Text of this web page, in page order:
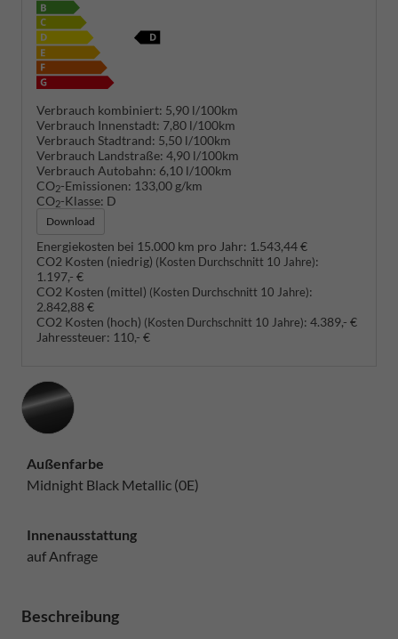
Verbrauch kombiniert: 5,90 l/100km
Verbrauch Innenstadt: 7,80 l/100km
Verbrauch Stadtrand: 5,50 l/100km
Verbrauch Landstraße: 4,90 l/100km
Verbrauch Autobahn: 6,10 l/100km
CO2-Emissionen: 133,00 g/km
CO2-Klasse: D
Download
Energiekosten bei 15.000 km pro Jahr: 1.543,44 €
CO2 Kosten (niedrig) (Kosten Durchschnitt 10 Jahre):
1.197,- €
CO2 Kosten (mittel) (Kosten Durchschnitt 10 Jahre):
2.842,88 €
CO2 Kosten (hoch) (Kosten Durchschnitt 10 Jahre): 4.389,- €
Jahressteuer: 110,- €
Außenfarbe
Midnight Black Metallic (0E)
Innenausstattung
auf Anfrage
Beschreibung